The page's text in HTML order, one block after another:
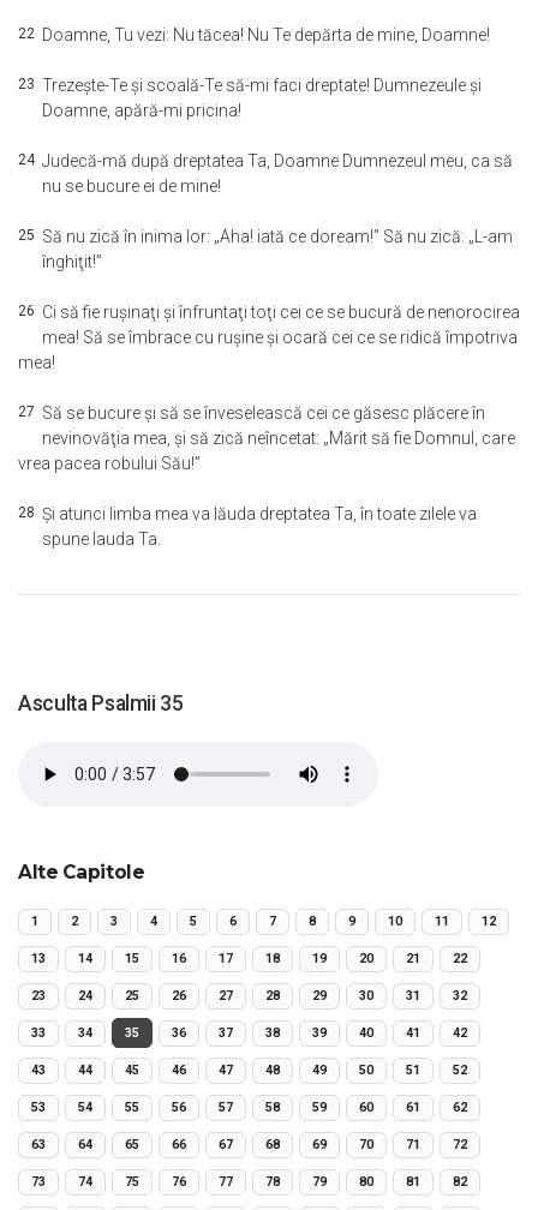
22 Doamne, Tu vezi: Nu tăcea! Nu Te depărta de mine, Doamne!
23 Trezeşte-Te şi scoală-Te să-mi faci dreptate! Dumnezeule şi
Doamne, apără-mi pricina!
24 Judecă-mă după dreptatea Ta, Doamne Dumnezeul meu, ca să
nu se bucure ei de mine!
25 Să nu zică în inima lor: „Aha! iată ce doream!” Să nu zică: „L-am
înghiţit!”
26 Ci să fie ruşinaţi şi înfruntaţi toţi cei ce se bucură de nenorocirea
mea! Să se îmbrace cu ruşine şi ocară cei ce se ridică împotriva
mea!
27 Să se bucure şi să se înveselească cei ce găsesc plăcere în
nevinovăţia mea, şi să zică neîncetat: „Mărit să fie Domnul, care
vrea pacea robului Său!”
28 Şi atunci limba mea va lăuda dreptatea Ta, în toate zilele va
spune lauda Ta.
Asculta Psalmii 35
Alte Capitole
1 2 3 4 5 6 7 8 9 10 11 12
13 14 15 16 17 18 19 20 21 22
23 24 25 26 27 28 29 30 31 32
33 34 35 36 37 38 39 40 41 42
43 44 45 46 47 48 49 50 51 52
53 54 55 56 57 58 59 60 61 62
63 64 65 66 67 68 69 70 71 72
73 74 75 76 77 78 79 80 81 82